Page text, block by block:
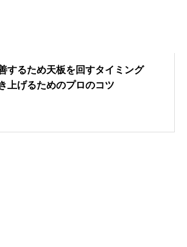
するため天板を回すタイミング
上げるためのプロのコツ